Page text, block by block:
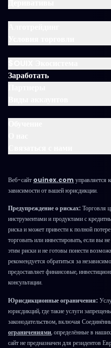
Заработать
Веб-сайт ouinex.com
зависимости от вашей юрисдикции.
Предупреждение о рисках: Торговля
инструментами и продуктами с
риска и может привести к полной
торговать или инвестировать, если вы
этим риски и не готовы понести
рекомендуется обратиться за
предоставляет финансовые,
консультации.
Юрисдикционные ограничения:
юрисдикций, где такие услуги
законодательством, включая
ограничениями, определённые в
сайт не предназначен для резидентов